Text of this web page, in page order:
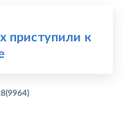
приступили к